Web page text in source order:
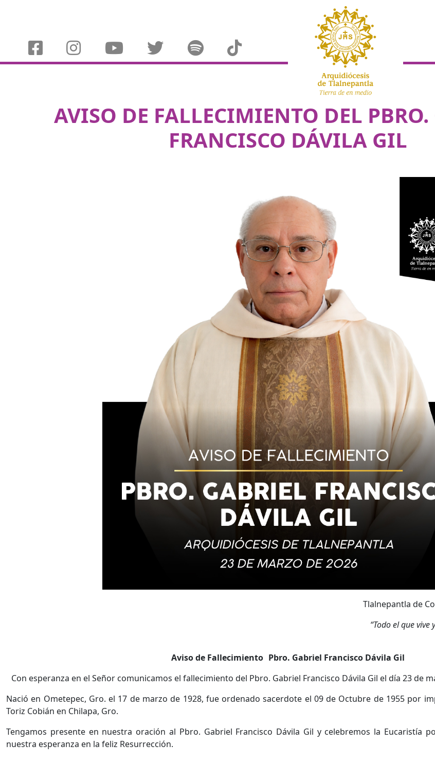
AVISO DE FALLECIMIENTO DEL
FRANCISCO DÁVILA GIL
Tlalnepantla de
“Todo el que
Aviso de Fallecimiento Pbro. Gabriel Francisco Dávila Gil
Con esperanza en el Señor comunicamos el fallecimiento del Pbro. Gabriel Francisco Dávila Gil el día 23 de
Nació en Ometepec, Gro. el 17 de marzo de 1928, fue ordenado sacerdote el 09 de Octubre de 1955 por
Toriz Cobián en Chilapa, Gro.
Tengamos presente en nuestra oración al Pbro. Gabriel Francisco Dávila Gil y celebremos la Eucaristía
nuestra esperanza en la feliz Resurrección.